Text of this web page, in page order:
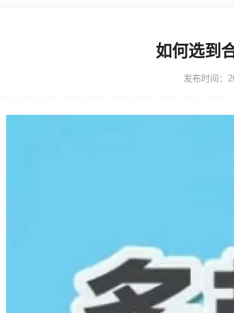
如何选到
发布时间：